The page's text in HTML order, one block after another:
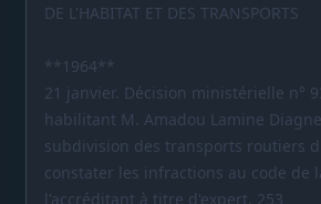
DE L'HABITAT ET DES TRANSPORTS
**1964**
21 janvier. Décision ministérielle n°
habilitant M. Amadou Lamine
subdivision des transports routiers
constater les infractions au code de
l'accréditant à titre d'expert. 253